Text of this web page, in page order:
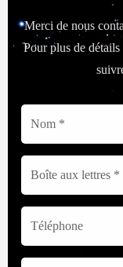
Merci de nous
Pour plus de